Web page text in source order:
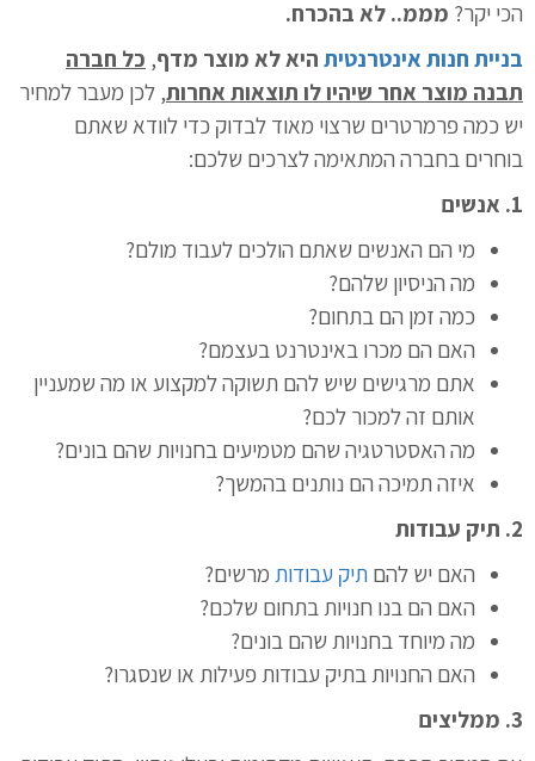
הכי יקר? מממ.. לא בהכרח.
בניית חנות אינטרנטית היא לא מוצר מדף, כל חברה
תבנה מוצר אחר שיהיו לו תוצאות אחרות, לכן מעבר למחיר
יש כמה פרמרטרים שרצוי מאוד לבדוק כדי לוודא שאתם
בוחרים בחברה המתאימה לצרכים שלכם:
1. אנשים
מי הם האנשים שאתם הולכים לעבוד מולם?
מה הניסיון שלהם?
כמה זמן הם בתחום?
האם הם מכרו באינטרנט בעצמם?
אתם מרגישים שיש להם תשוקה למקצוע או מה שמעניין
אותם זה למכור לכם?
מה האסטרטגיה שהם מטמיעים בחנויות שהם בונים?
איזה תמיכה הם נותנים בהמשך?
2. תיק עבודות
האם יש להם תיק עבודות מרשים?
האם הם בנו חנויות בתחום שלכם?
מה מיוחד בחנויות שהם בונים?
האם החנויות בתיק עבודות פעילות או שנסגרו?
3. ממליצים